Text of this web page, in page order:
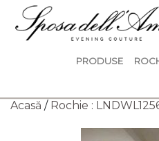
PRODUSE
Acasă / Rochie :